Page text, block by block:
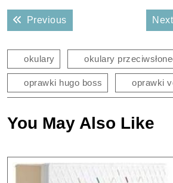
Nawigacja
wpisuPreviousPrevious post: Next
okulary okulary
oprawki hugo boss oprawki
You May Also Like